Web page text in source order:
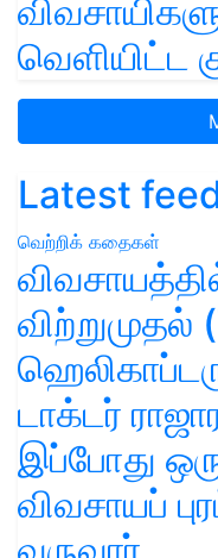
வெளியிட்ட
Latest
வெற்றிக் கதைகள்
விற்றுமுதல்
டாக்டர்
இப்போது
விவசாயப்
வருவார்